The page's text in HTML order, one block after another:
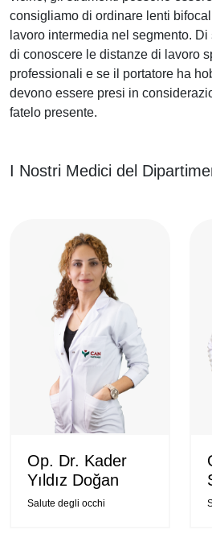
consigliamo di ordinare lenti
lavoro intermedia nel segmento.
di conoscere le distanze di lavoro
professionali e se il portatore ha
devono essere presi in
fatelo presente.
I Nostri Medici del
Op. Dr. Kader
Yıldız Doğan
Salute degli occhi